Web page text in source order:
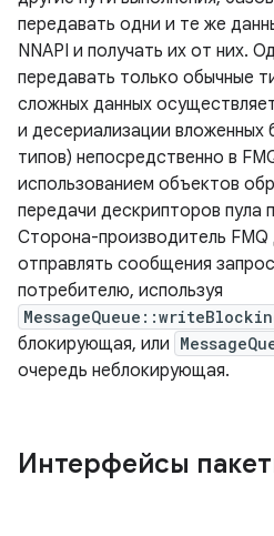
передавать одни и те же
NNAPI и получать их от них.
передавать только обычные
сложных данных
и десериализации вложенных
типов) непосредственно в
использованием объектов
передачи дескрипторов пула
Сторона-производитель
отправлять сообщения
потребителю, используя
блокирующая, или
очередь неблокирующая.
Интерфейсы